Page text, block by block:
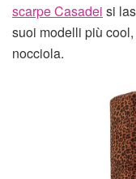
scarpe Casadei si
suoi modelli più
nocciola.